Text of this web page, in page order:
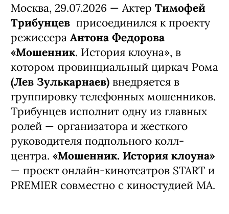
Москва, 29.07.2026 — Актер Тимофей
Трибунцев присоединился к проекту
режиссера Антона Федорова
«Мошенник. История клоуна», в
котором провинциальный циркач Рома
(Лев Зулькарнаев) внедряется в
группировку телефонных мошенников.
Трибунцев исполнит одну из главных
ролей — организатора и жесткого
руководителя подпольного колл-
центра. «Мошенник. История клоуна»
— проект онлайн-кинотеатров START и
PREMIER совместно с киностудией MA.